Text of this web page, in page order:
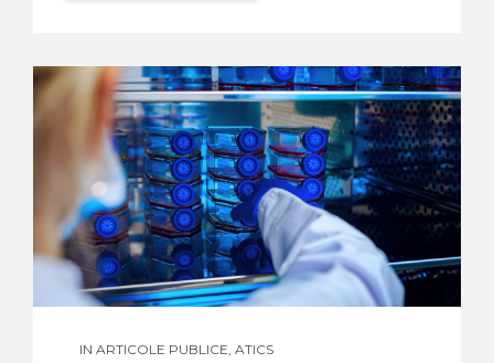
IN ARTICOLE PUBLICE, ATICS